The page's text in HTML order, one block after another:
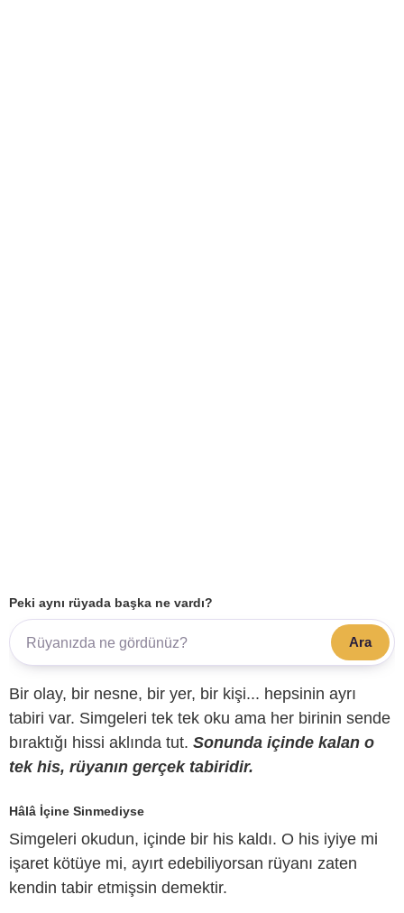
Peki aynı rüyada başka ne vardı?
Ara
Bir olay, bir nesne, bir yer, bir kişi... hepsinin ayrı
tabiri var. Simgeleri tek tek oku ama her birinin sende
bıraktığı hissi aklında tut. Sonunda içinde kalan o
tek his, rüyanın gerçek tabiridir.
Hâlâ İçine Sinmediyse
Simgeleri okudun, içinde bir his kaldı. O his iyiye mi
işaret kötüye mi, ayırt edebiliyorsan rüyanı zaten
kendin tabir etmişsin demektir.